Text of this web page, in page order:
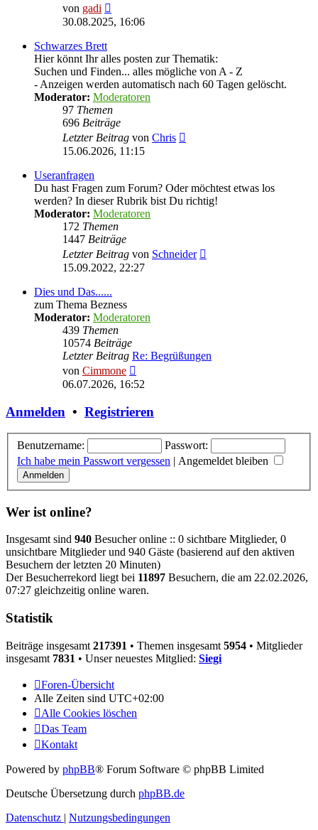
von gadi
Beitrag
30.08.2025, 16:06
Schwarzes Brett
Hier könnt Ihr alles posten zur Thematik:
Suchen und Finden... alles mögliche von A - Z
- Anzeigen werden automatisch nach 60 Tagen gelöscht.
Moderator: Moderatoren
97 Themen
696 Beiträge
Letzter Beitrag von Chris
15.06.2026, 11:15
Useranfragen
Du hast Fragen zum Forum? Oder möchtest etwas los
werden? In dieser Rubrik bist Du richtig!
Moderator: Moderatoren
172 Themen
1447 Beiträge
Letzter Beitrag von Schneider
15.09.2022, 22:27
Dies und Das......
zum Thema Bezness
Moderator: Moderatoren
439 Themen
10574 Beiträge
Letzter Beitrag Re: Begrüßungen
von Cimmone
Beitrag
06.07.2026, 16:52
Anmelden • Registrieren
Benutzername:
Passwort:
Ich habe mein Passwort vergessen | Angemeldet bleiben
Wer ist online?
Insgesamt sind 940 Besucher online :: 0 sichtbare Mitglieder, 0
unsichtbare Mitglieder und 940 Gäste (basierend auf den aktiven
Besuchern der letzten 20 Minuten)
Der Besucherrekord liegt bei 11897 Besuchern, die am 22.02.2026,
07:27 gleichzeitig online waren.
Statistik
Beiträge insgesamt 217391 • Themen insgesamt 5954 • Mitglieder
insgesamt 7831 • Unser neuestes Mitglied: Siegi
Foren-Übersicht
Alle Zeiten sind UTC+02:00
Alle Cookies löschen
Das Team
Kontakt
Powered by phpBB® Forum Software © phpBB Limited
Deutsche Übersetzung durch phpBB.de
Datenschutz | Nutzungsbedingungen